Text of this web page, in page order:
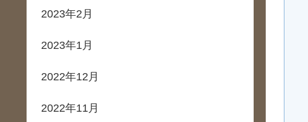
2023年2月
2023年1月
2022年12月
2022年11月